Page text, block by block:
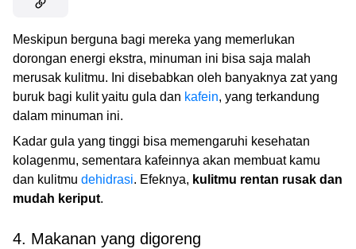
Meskipun berguna bagi mereka yang memerlukan
dorongan energi ekstra, minuman ini bisa saja malah
merusak kulitmu. Ini disebabkan oleh banyaknya zat yang
buruk bagi kulit yaitu gula dan kafein, yang terkandung
dalam minuman ini.
Kadar gula yang tinggi bisa memengaruhi kesehatan
kolagenmu, sementara kafeinnya akan membuat kamu
dan kulitmu dehidrasi. Efeknya, kulitmu rentan rusak dan
mudah keriput.
4. Makanan yang digoreng